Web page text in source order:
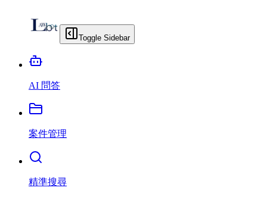
Toggle Sidebar
AI 問答
案件管理
精準搜尋